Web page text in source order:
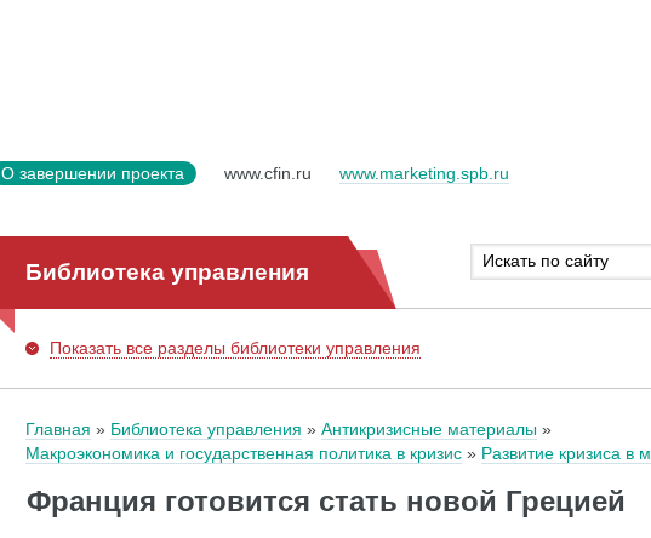
О завершении проекта www.cfin.ru www.marketing.spb.ru
Библиотека управления
Показать все разделы библиотеки управления
Главная Библиотека управления
Антикризисные материалы
Макроэкономика и государственная политика в кризис
Развитие кризиса в
Франция готовится стать новой Грецией